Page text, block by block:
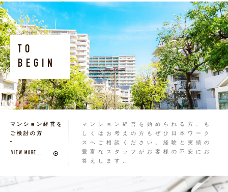
TO
BEGIN
マンション経営を
ご検討の方
VIEW MORE...
マンション経営を始められる方、も
しくはお考えの方もぜひ日本ワーク
スへご相談ください。経験と実績の
豊富なスタッフがお客様の不安にお
答えします。